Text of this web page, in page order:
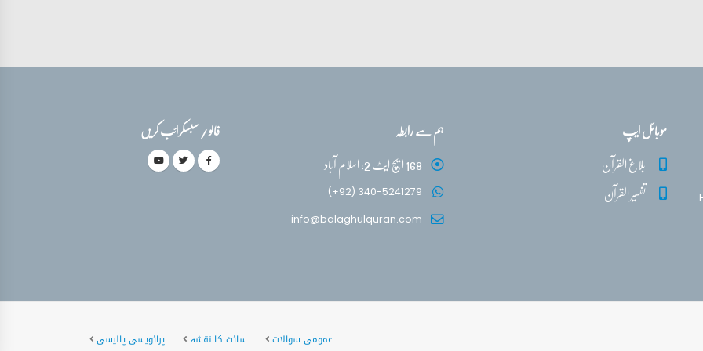
موبائل ایپ
بلاغ القرآن
تفسیر القرآن
ہم سے رابطہ
168 ایچ ایٹ 2، اسلام آباد
(+92) 340-5241279
info@balaghulquran.com
فالو / سبسکرائب کریں
عمومی سوالات سائٹ کا نقشہ پرائویسی پالیسی